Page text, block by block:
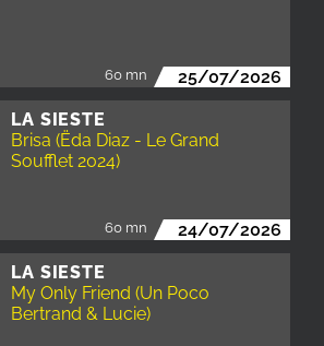
60 mn 25/07/2026
LA SIESTE
Brisa (Ëda Diaz - Le Grand
Soufflet 2024)
60 mn 24/07/2026
LA SIESTE
My Only Friend (Un Poco
Bertrand & Lucie)